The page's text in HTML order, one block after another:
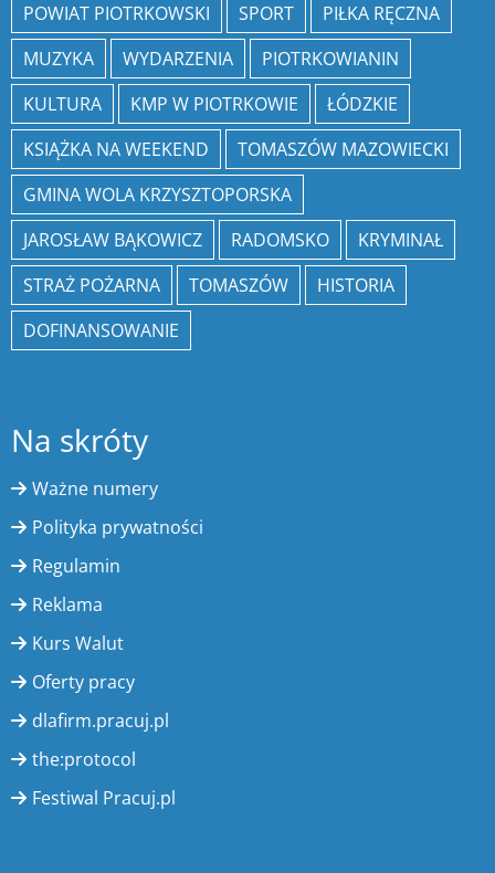
POWIAT PIOTRKOWSKI
SPORT
PIŁKA RĘCZNA
MUZYKA
WYDARZENIA
PIOTRKOWIANIN
KULTURA
KMP W PIOTRKOWIE
ŁÓDZKIE
KSIĄŻKA NA WEEKEND
TOMASZÓW MAZOWIECKI
GMINA WOLA KRZYSZTOPORSKA
JAROSŁAW BĄKOWICZ
RADOMSKO
KRYMINAŁ
STRAŻ POŻARNA
TOMASZÓW
HISTORIA
DOFINANSOWANIE
Na skróty
Ważne numery
Polityka prywatności
Regulamin
Reklama
Kurs Walut
Oferty pracy
dlafirm.pracuj.pl
the:protocol
Festiwal Pracuj.pl